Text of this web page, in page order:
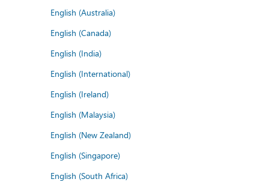
English (Australia)
English (Canada)
English (India)
English (International)
English (Ireland)
English (Malaysia)
English (New Zealand)
English (Singapore)
English (South Africa)